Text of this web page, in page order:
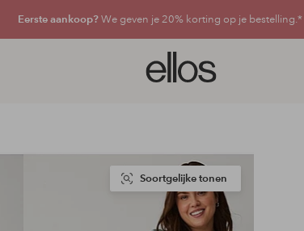
Eerste aankoop?We geven je 20% korting op je bestelling.*
Ellos
logo
de
voorpagina
Soortgelijke tonen